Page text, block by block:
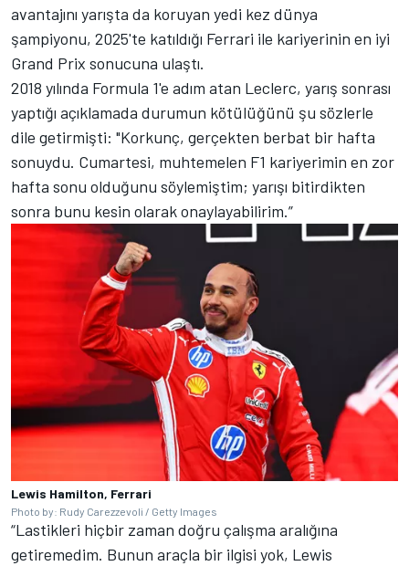
avantajını yarışta da koruyan yedi kez dünya
şampiyonu, 2025'te katıldığı Ferrari ile kariyerinin en iyi
Grand Prix sonucuna ulaştı.
2018 yılında Formula 1'e adım atan Leclerc, yarış sonrası
yaptığı açıklamada durumun kötülüğünü şu sözlerle
dile getirmişti: "Korkunç, gerçekten berbat bir hafta
sonuydu. Cumartesi, muhtemelen F1 kariyerimin en zor
hafta sonu olduğunu söylemiştim; yarışı bitirdikten
sonra bunu kesin olarak onaylayabilirim.”
Lewis Hamilton, Ferrari
Photo by: Rudy Carezzevoli / Getty Images
“Lastikleri hiçbir zaman doğru çalışma aralığına
getiremedim. Bunun araçla bir ilgisi yok, Lewis